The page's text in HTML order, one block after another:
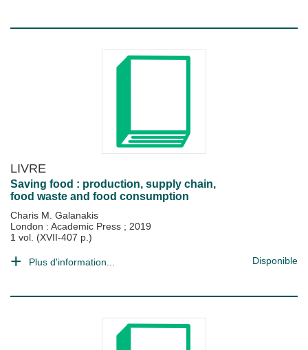
LIVRE
Saving food : production, supply chain,
food waste and food consumption
Charis M. Galanakis
London : Academic Press ; 2019
1 vol. (XVII-407 p.)
Plus d'information... Disponible